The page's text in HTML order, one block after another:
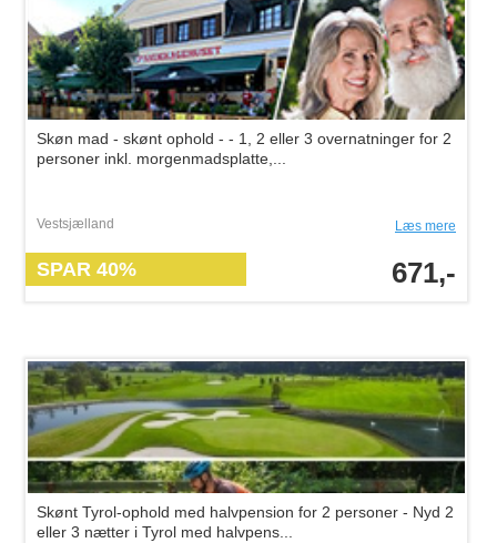
Skøn mad - skønt ophold - - 1, 2 eller 3 overnatninger for 2
personer inkl. morgenmadsplatte,...
Vestsjælland Læs mere
SPAR 40% 671,-
Skønt Tyrol-ophold med halvpension for 2 personer - Nyd 2
eller 3 nætter i Tyrol med halvpens...